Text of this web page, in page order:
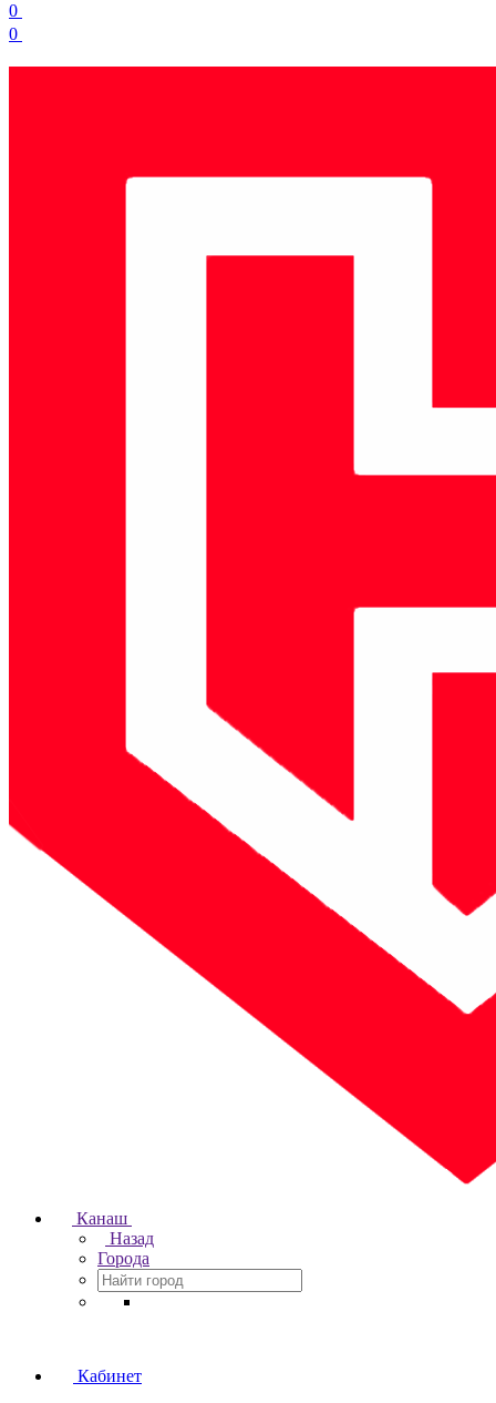
0
0
Канаш
Назад
Города
Кабинет